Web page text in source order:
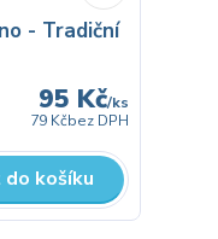
- Tradiční
95 Kč/ks
79 Kčbez DPH
košíku